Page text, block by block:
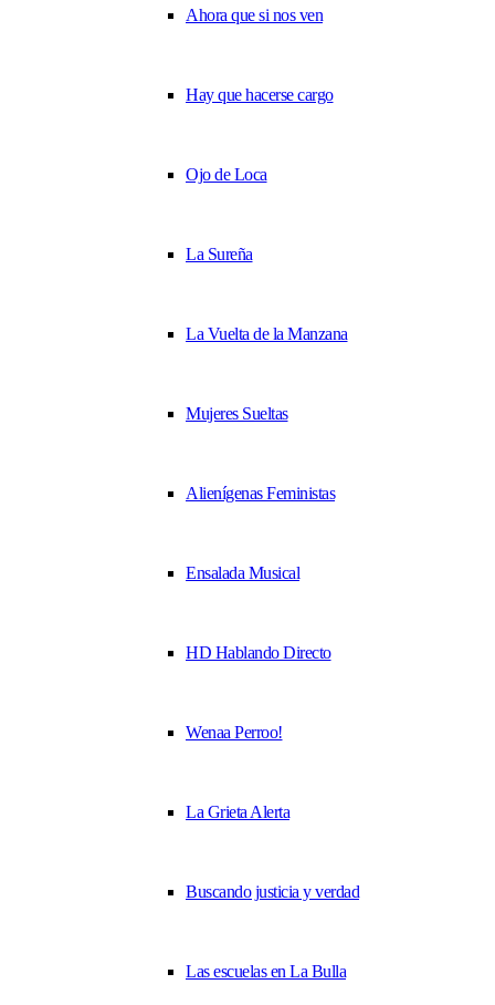
Ahora que si nos ven
Hay que hacerse cargo
Ojo de Loca
La Sureña
La Vuelta de la Manzana
Mujeres Sueltas
Alienígenas Feministas
Ensalada Musical
HD Hablando Directo
Wenaa Perroo!
La Grieta Alerta
Buscando justicia y verdad
Las escuelas en La Bulla